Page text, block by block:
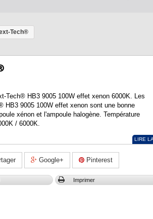
Tech®
Tech® HB3 9005 100W effet xenon 6000K. Les
HB3 9005 100W effet xenon sont une bonne
xénon et l'ampoule halogène. Température
/ 6000K.
LIRE
Google+ Pinterest
Imprimer